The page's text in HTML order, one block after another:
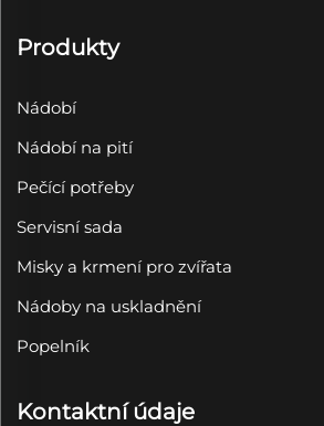
Produkty
Nádobí
Nádobí na pití
Pečící potřeby
Servisní sada
Misky a krmení pro zvířata
Nádoby na uskladnění
Popelník
Kontaktní údaje